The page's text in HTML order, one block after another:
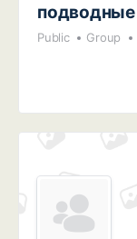
Public Group